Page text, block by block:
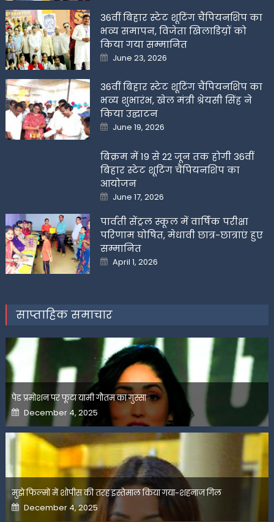
36वीं बिहार स्टेट शूटिंग चैंपियनशिप का
भव्य समापन, विजेता खिलाडिय़ों को
किया गया सम्मानित
Posted
on
June 23, 2026
36वीं बिहार स्टेट शूटिंग चैंपियनशिप का
भव्य शुभारंभ, खेल मंत्री श्रेयसी सिंह ने
किया उद्घाटन
Posted
on
June 19, 2026
बिक्रम में 19 से 22 जून तक होगी 36वीं
बिहार स्टेट शूटिंग चैंपियनशिप का
आयोजन
Posted
on
June 17, 2026
पार्वती सेंट्रल स्कूल में वार्षिक परीक्षा
परिणाम घोषित, मेधावी छात्र-छात्राएं हुए
सम्मानित
Posted
on
April 1, 2026
साप्ताहिक समाचार
पेड प्रमोशन पर फूटा यामी गौतम का गुस्सा
Posted
on
December 4, 2025
मुझे फिल्मों में शोपीस की तरह इस्तेमाल किया गया-शहनाज गिल
Posted
on
December 4, 2025